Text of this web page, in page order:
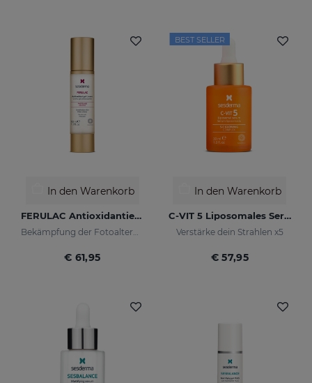
In den Warenkorb
FERULAC Antioxidantien-Creme-Gel
€ 61,95
BEST SELLER
In den Warenkorb
C-VIT 5 Liposomales Serum
Verstärke dein Strahlen x5
€ 57,95